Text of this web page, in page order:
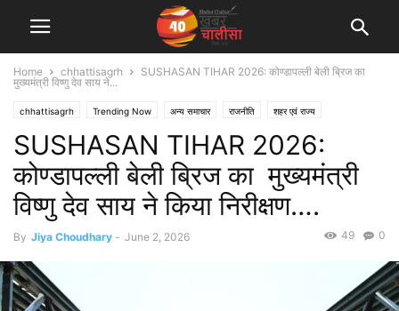
Home chhattisagrh
SUSHASAN TIHAR 2026: कोण्डापल्ली बेली ब्रिज का
मुख्यमंत्री विष्णु देव साय ने...
chhattisagrh Trending Now अन्य समाचार राजनीति शहर एवं राज्य
SUSHASAN TIHAR 2026:
कोण्डापल्ली बेली ब्रिज का मुख्यमंत्री
विष्णु देव साय ने किया निरीक्षण….
By Jiya Choudhary - June 2, 2026 0
49